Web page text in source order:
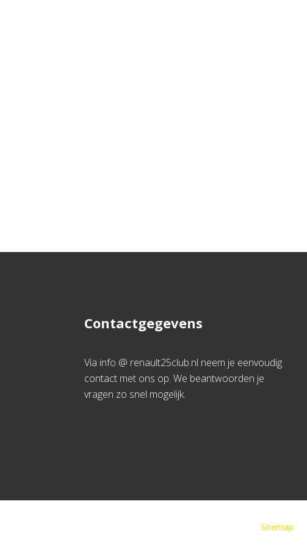
Contactgegevens
Via info @ renault25club.nl neem je eenvoudig
contact met ons op. We beantwoorden je
vragen zo snel mogelijk.
Sitemap